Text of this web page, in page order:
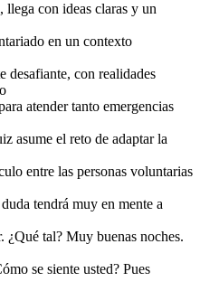
llega con ideas claras y un
en un contexto
desafiante, con realidades
atender tanto emergencias
asume el reto de adaptar la
entre las personas voluntarias
tendrá muy en mente a
¿Qué tal? Muy buenas noches.
se siente usted? Pues